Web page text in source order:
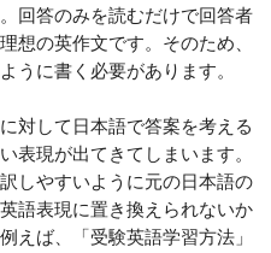
回答のみを読むだけで回答者
想の英作文です。そのため、
うに書く必要があります。
対して日本語で答案を考える
表現が出てきてしまいます。
しやすいように元の日本語の
語表現に置き換えられないか
えば、「受験英語学習方法」